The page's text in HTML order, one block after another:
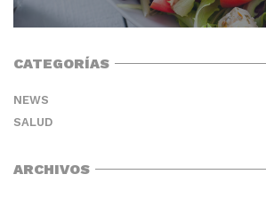
CATEGORÍAS
NEWS
SALUD
ARCHIVOS